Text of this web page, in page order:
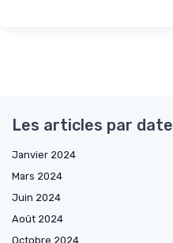
Les articles par date
Janvier 2024
Mars 2024
Juin 2024
Août 2024
Octobre 2024